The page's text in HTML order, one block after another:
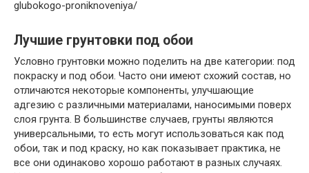
glubokogo-proniknoveniya/
Лучшие грунтовки под обои
Условно грунтовки можно поделить на две категории: под
покраску и под обои. Часто они имеют схожий состав, но
отличаются некоторые компоненты, улучшающие
адгезию с различными материалами, наносимыми поверх
слоя грунта. В большинстве случаев, грунты являются
универсальными, то есть могут использоваться как под
обои, так и под краску, но как показывает практика, не
все они одинаково хорошо работают в разных случаях.